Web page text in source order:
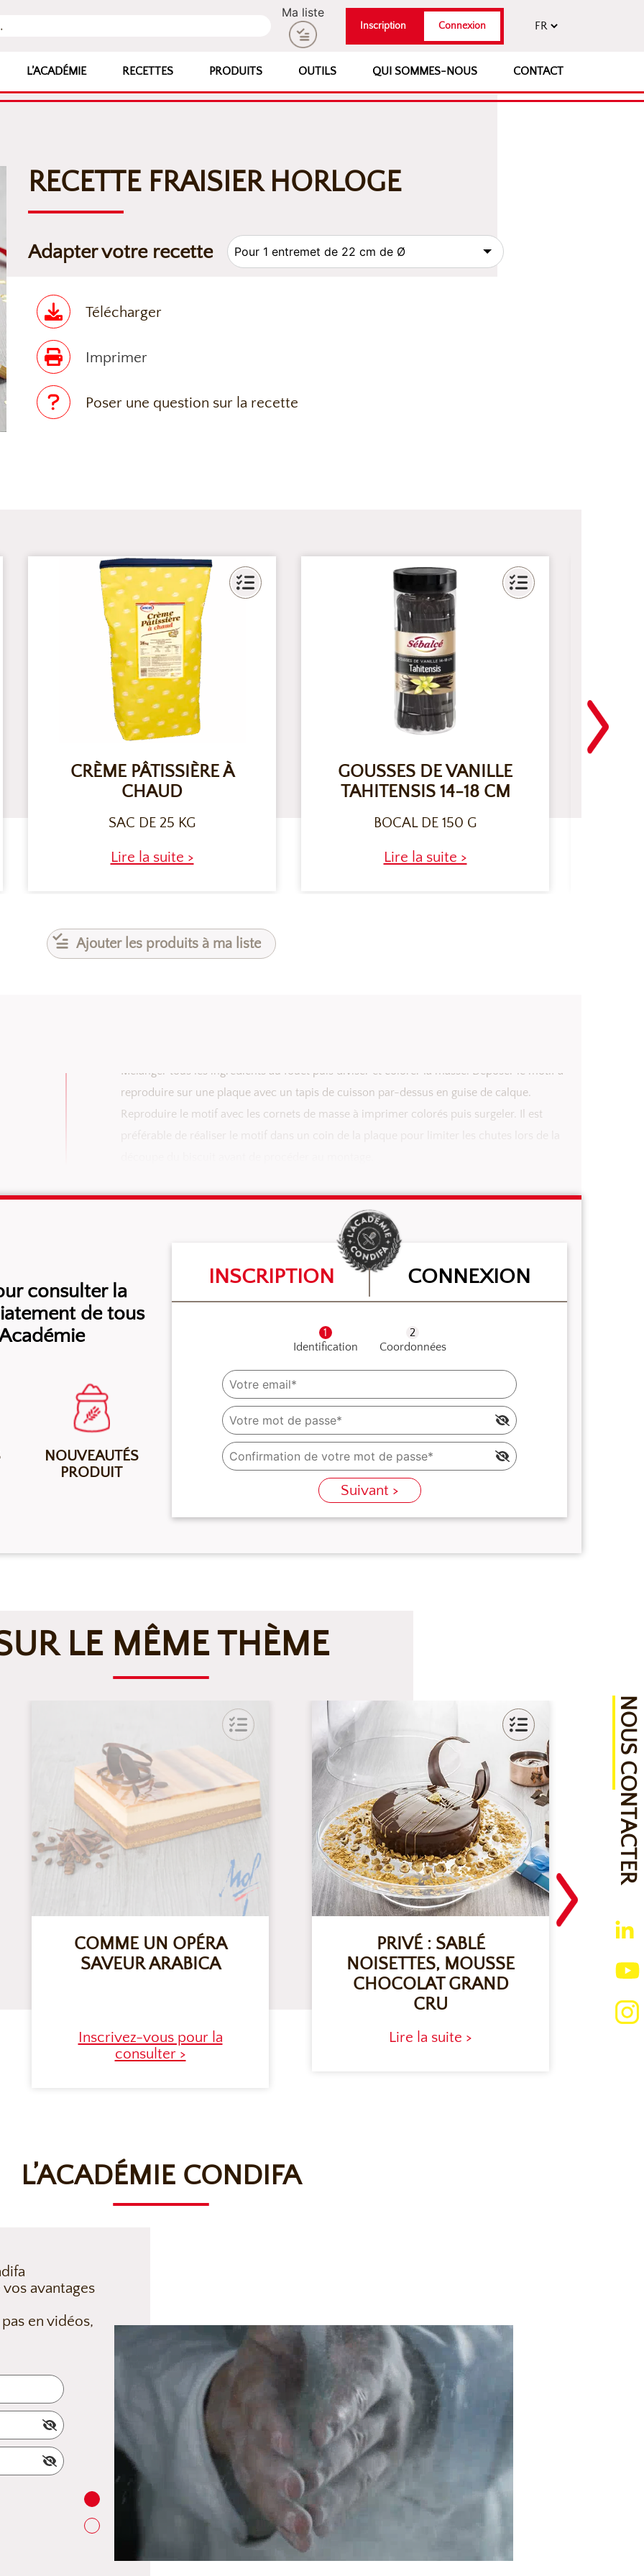
Ma liste
Inscription Connexion
L’ACADÉMIE RECETTES PRODUITS OUTILS QUI SOMMES-NOUS CONTACT
NOUS CONTACTER
RECETTE FRAISIER HORLOGE
Adapter votre recette
Télécharger
Imprimer
Poser une question sur la recette
CRÈME PÂTISSIÈRE À
CHAUD
SAC DE 25 KG
Lire la suite >
GOUSSES DE VANILLE
TAHITENSIS 14-18 CM
BOCAL DE 150 G
Lire la suite >
Ajouter les produits à ma liste
Mélanger tous les ingrédients au fouet puis diviser et colorer la masse. Déposer le motif à
reproduire sur une plaque avec un tapis de cuisson par-dessus en guise de calque.
Reproduire le motif avec les cornets de masse à imprimer colorés puis surgeler. Il est
préférable de réaliser le motif dans un coin de la plaque pour limiter les chutes lors de la
consulter la
de tous
NOUVEAUTÉS
PRODUIT
INSCRIPTION CONNEXION
Identification Coordonnées
Suivant >
LE MÊME THÈME
COMME UN OPÉRA
SAVEUR ARABICA
Inscrivez-vous pour la
consulter >
PRIVÉ : SABLÉ
NOISETTES, MOUSSE
CHOCOLAT GRAND
CRU
Lire la suite >
L’ACADÉMIE CONDIFA
avantages
en vidéos,